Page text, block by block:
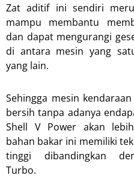
Zat aditif ini sendiri
mampu membantu
dan dapat mengurangi
di antara mesin yang
yang lain.
Sehingga mesin
bersih tanpa adanya
Shell V Power akan
bahan bakar ini memiliki
tinggi dibandingkan
Turbo.